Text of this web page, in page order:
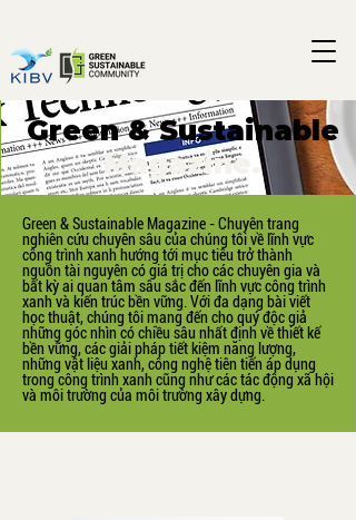
Green & Sustainable
Magazine.
Green & Sustainable Magazine - Chuyên trang
nghiên cứu chuyên sâu của chúng tôi về lĩnh vực
công trình xanh hướng tới mục tiêu trở thành
nguồn tài nguyên có giá trị cho các chuyên gia và
bất kỳ ai quan tâm sâu sắc đến lĩnh vực công trình
xanh và kiến trúc bền vững. Với đa dạng bài viết
học thuật, chúng tôi mang đến cho quý độc giả
những góc nhìn có chiều sâu nhất định về thiết kế
bền vững, các giải pháp tiết kiệm năng lượng,
những vật liệu xanh, công nghệ tiên tiến áp dụng
trong công trình xanh cũng như các tác động xã hội
và môi trường của môi trường xây dựng.